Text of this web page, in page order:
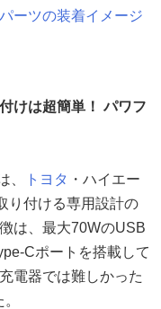
ーツの装着イメージ
けは超簡単！ パワフ
、 トヨタ ・ハイエー
り付ける専用設計の
は、最大70WのUSB
Cポートを搭載して
電器では難しかった